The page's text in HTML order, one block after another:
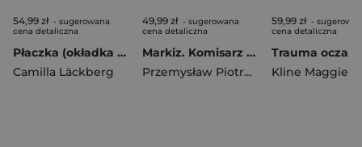
54,99 zł - sugerowana
cena detaliczna
Płaczka (okładka miękka)
Camilla Läckberg
49,99 zł - sugerowana
cena detaliczna
Markiz. Komisarz Igor Brudny. Tom 9
Przemysław Piotrowski
59,99 zł -
cena detaliczna
Kline Maggie